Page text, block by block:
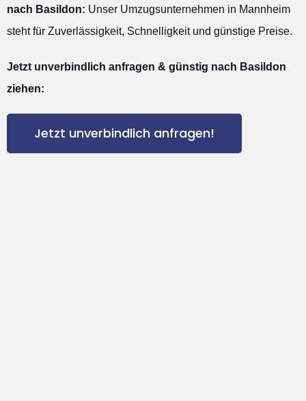
nach Basildon: Unser Umzugsunternehmen in Mannheim
steht für Zuverlässigkeit, Schnelligkeit und günstige Preise.
Jetzt unverbindlich anfragen & günstig nach Basildon
ziehen:
Jetzt unverbindlich anfragen!